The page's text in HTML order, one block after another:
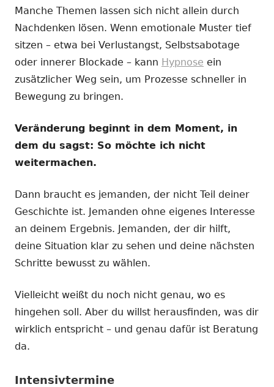
Manche Themen lassen sich nicht allein durch
Nachdenken lösen. Wenn emotionale Muster tief
sitzen – etwa bei Verlustangst, Selbstsabotage
oder innerer Blockade – kann Hypnose ein
zusätzlicher Weg sein, um Prozesse schneller in
Bewegung zu bringen.
Veränderung beginnt in dem Moment, in
dem du sagst: So möchte ich nicht
weitermachen.
Dann braucht es jemanden, der nicht Teil deiner
Geschichte ist. Jemanden ohne eigenes Interesse
an deinem Ergebnis. Jemanden, der dir hilft,
deine Situation klar zu sehen und deine nächsten
Schritte bewusst zu wählen.
Vielleicht weißt du noch nicht genau, wo es
hingehen soll. Aber du willst herausfinden, was dir
wirklich entspricht – und genau dafür ist Beratung
da.
Intensivtermine